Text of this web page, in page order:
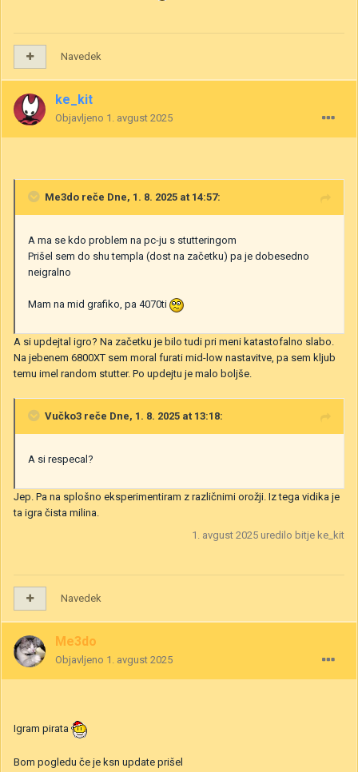
Navedek
ke_kit
Objavljeno 1. avgust 2025
Me3do reče Dne, 1. 8. 2025 at 14:57:
A ma se kdo problem na pc-ju s stutteringom
Prišel sem do shu templa (dost na začetku) pa je dobesedno
neigralno
Mam na mid grafiko, pa 4070ti
A si updejtal igro? Na začetku je bilo tudi pri meni katastofalno slabo.
Na jebenem 6800XT sem moral furati mid-low nastavitve, pa sem kljub
temu imel random stutter. Po updejtu je malo boljše.
Vučko3 reče Dne, 1. 8. 2025 at 13:18:
A si respecal?
Jep. Pa na splošno eksperimentiram z različnimi orožji. Iz tega vidika je
ta igra čista milina.
1. avgust 2025 uredilo bitje ke_kit
Navedek
Me3do
Objavljeno 1. avgust 2025
Igram pirata
Bom pogledu če je ksn update prišel